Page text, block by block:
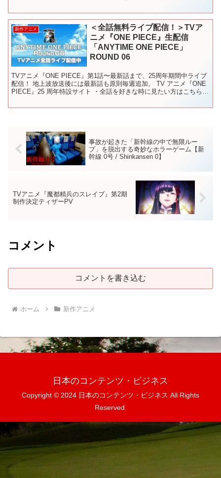
新作アニメ
＜全話無料ライブ配信！＞TVア
ニメ『ONE PIECE』生配信
「ANYTIME ONE PIECE」
ROUND 06
TVアニメ『ONE PIECE』第1話〜最新話まで、25周年期間中ライブ
配信！ 地上波放送後には最新話も原則毎週追加。 TV アニメ『ONE
PIECE』25 周年特設サイト ・全話を好きな時に見たい方はこちら！
事故が起きた「新幹線の中で無限ルー
プ」を脱出する奇妙なホラーゲーム【新
幹線 0号 / Shinkansen 0】
TVアニメ『魔都精兵のスレイブ』第2期
制作決定ティザーPV
コメント
コメントを書き込む
ホーム 新作アニメ
日本のコンテンツ・ビジネス
Copyright © 2024 日本のコンテンツ・ビジネス All Rights
Reserved.